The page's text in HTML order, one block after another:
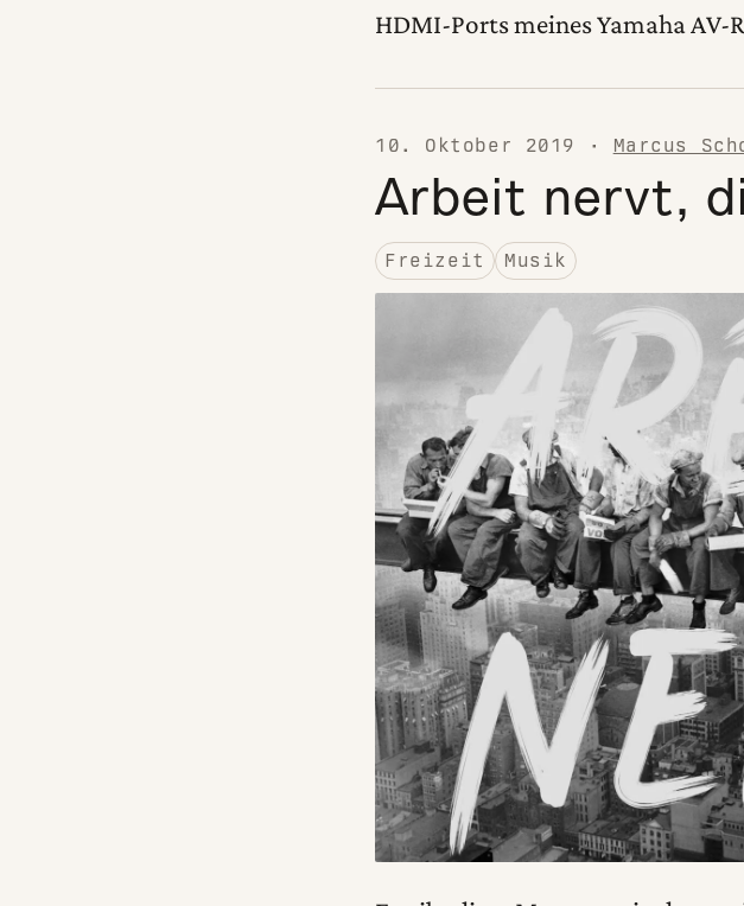
HDMI-Ports meines Yamaha AV-
10. Oktober 2019 · Marcus
Arbeit nervt,
Freizeit Musik